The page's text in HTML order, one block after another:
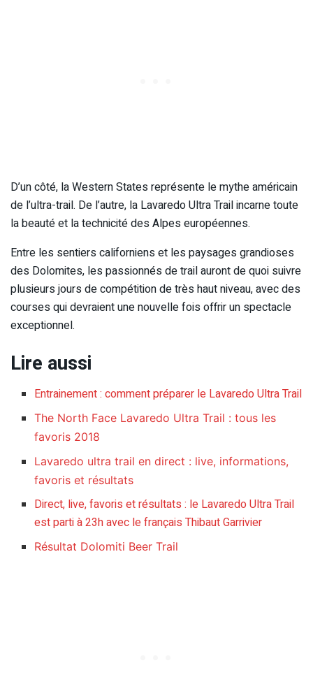
D’un côté, la Western States représente le mythe américain
de l’ultra-trail. De l’autre, la Lavaredo Ultra Trail incarne toute
la beauté et la technicité des Alpes européennes.
Entre les sentiers californiens et les paysages grandioses
des Dolomites, les passionnés de trail auront de quoi suivre
plusieurs jours de compétition de très haut niveau, avec des
courses qui devraient une nouvelle fois offrir un spectacle
exceptionnel.
Lire aussi
Entrainement : comment préparer le Lavaredo Ultra Trail
The North Face Lavaredo Ultra Trail : tous les
favoris 2018
Lavaredo ultra trail en direct : live, informations,
favoris et résultats
Direct, live, favoris et résultats : le Lavaredo Ultra Trail
est parti à 23h avec le français Thibaut Garrivier
Résultat Dolomiti Beer Trail